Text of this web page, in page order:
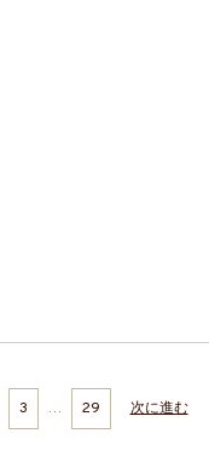
3 … 29 次に進む